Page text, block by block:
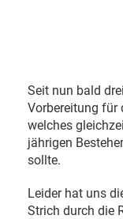
Seit nun bald
Vorbereitung für
welches
jährigen
sollte.
Leider hat uns
Strich durch die